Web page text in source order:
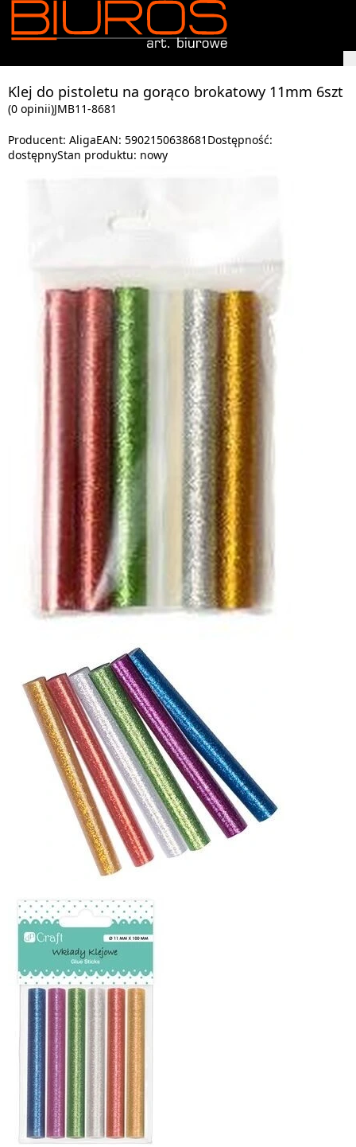
Klej do pistoletu na gorąco brokatowy 11mm 6szt
(0 opinii)JMB11-8681
Producent: AligaEAN: 5902150638681 Dostępność:
dostępnyStan produktu: nowy